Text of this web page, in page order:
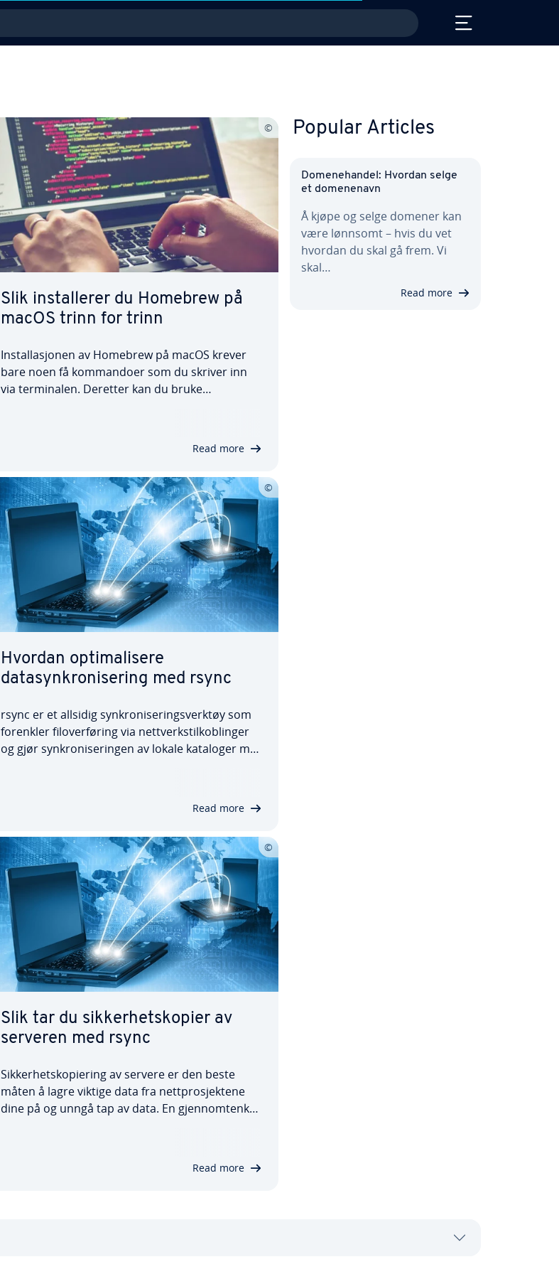
Slik installerer du Homebrew på
macOS trinn for trinn
Installasjonen av Homebrew på macOS krever
bare noen få kommandoer som du skriver inn
via terminalen. Deretter kan du bruke
Read more
Hvordan optimalisere
datasynkronisering med rsync
rsync er et allsidig synkroniseringsverktøy som
forenkler filoverføring via nettverkstilkoblinger
og gjør synkroniseringen av lokale kataloger mer
Read more
Slik tar du sikkerhetskopier av
serveren med rsync
Sikkerhetskopiering av servere er den beste
måten å lagre viktige data fra nettprosjektene
dine på og unngå tap av data. En gjennomtenkt
Read more
Popular Articles
Domenehandel: Hvordan selge
et domenenavn
Å kjøpe og selge domener kan
være lønnsomt – hvis du vet
hvordan du skal gå frem. Vi
skal…
Read more